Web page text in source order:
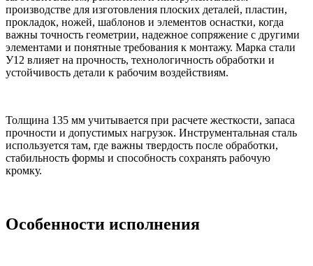
производстве для изготовления плоских деталей, пластин,
прокладок, ножей, шаблонов и элементов оснастки, когда
важны точность геометрии, надежное сопряжение с другими
элементами и понятные требования к монтажу. Марка стали
У12 влияет на прочность, технологичность обработки и
устойчивость детали к рабочим воздействиям.
Толщина 135 мм учитывается при расчете жесткости, запаса
прочности и допустимых нагрузок. Инструментальная сталь
используется там, где важны твердость после обработки,
стабильность формы и способность сохранять рабочую
кромку.
Особенности исполнения